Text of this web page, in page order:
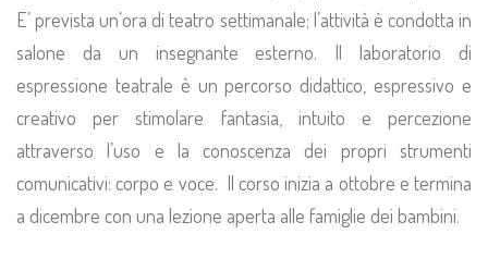
E’ prevista un’ora di teatro settimanale; l’attività è condotta in
salone da un insegnante esterno. Il laboratorio di
espressione teatrale è un percorso didattico, espressivo e
creativo per stimolare fantasia, intuito e percezione
attraverso l’uso e la conoscenza dei propri strumenti
comunicativi: corpo e voce. Il corso inizia a ottobre e termina
a dicembre con una lezione aperta alle famiglie dei bambini.